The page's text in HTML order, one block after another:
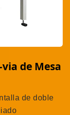
de Mesa
de doble